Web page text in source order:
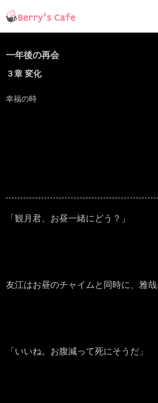
一年後の再会
３章 変化
幸福の時
「観月君、お昼一緒にどう？」
友江はお昼のチャイムと同時に、雅哉
「いいね。お腹減って死にそうだ」